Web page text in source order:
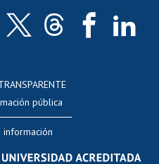
docente
académica
pública